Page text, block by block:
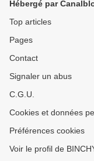
Hébergé par
Top articles
Pages
Contact
Signaler un abus
C.G.U.
Cookies et données
Préférences cookies
Voir le profil de